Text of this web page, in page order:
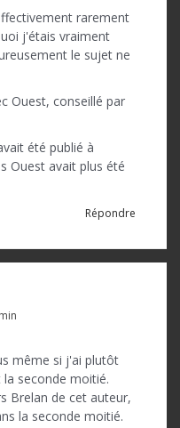
rarement
j'étais vraiment
le sujet ne
Ouest, conseillé par
été publié à
Ouest avait plus été
Répondre
même si j'ai plutôt
seconde moitié.
Brelan de cet auteur,
la seconde moitié.